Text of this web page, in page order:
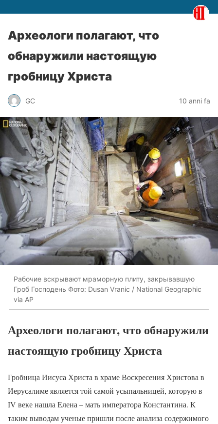
Археологи полагают, что
обнаружили настоящую
гробницу Христа
GC 10 anni fa
Рабочие вскрывают мраморную плиту, закрывавшую
Гроб Господень Фото: Dusan Vranic / National Geographic
via AP
Археологи полагают, что обнаружили
настоящую гробницу Христа
Гробница Иисуса Христа в храме Воскресения Христова в
Иерусалиме является той самой усыпальницей, которую в
IV веке нашла Елена – мать императора Константина. К
таким выводам ученые пришли после анализа содержимого